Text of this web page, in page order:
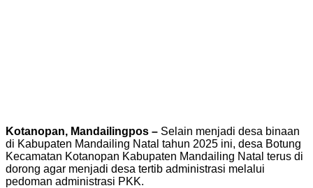
Kotanopan, Mandailingpos – Selain menjadi desa binaan
di Kabupaten Mandailing Natal tahun 2025 ini, desa Botung
Kecamatan Kotanopan Kabupaten Mandailing Natal terus di
dorong agar menjadi desa tertib administrasi melalui
pedoman administrasi PKK.